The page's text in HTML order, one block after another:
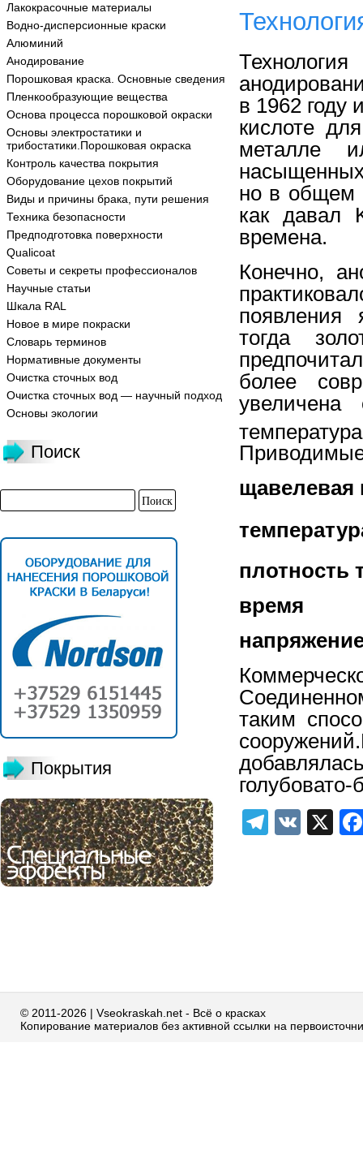
Лакокрасочные материалы
Водно-дисперсионные краски
Алюминий
Анодирование
Порошковая краска. Основные сведения
Пленкообразующие вещества
Основа процесса порошковой окраски
Основы электростатики и
трибостатики.Порошковая окраска
Контроль качества покрытия
Оборудование цехов покрытий
Виды и причины брака, пути решения
Техника безопасности
Предподготовка поверхности
Qualicoat
Советы и секреты профессионалов
Научные статьи
Шкала RAL
Новое в мире покраски
Словарь терминов
Нормативные документы
Очистка сточных вод
Очистка сточных вод — научный подход
Основы экологии
Поиск
Покрытия
в 1962 году
кислоте
металле
насыщенных
но в общем
как давал
времена.
Конечно,
появления
тогда
более
щавелевая
таким
VK X
© 2011-2026 | Vseokraskah.net - Всё о красках
Копирование материалов без активной ссылки на